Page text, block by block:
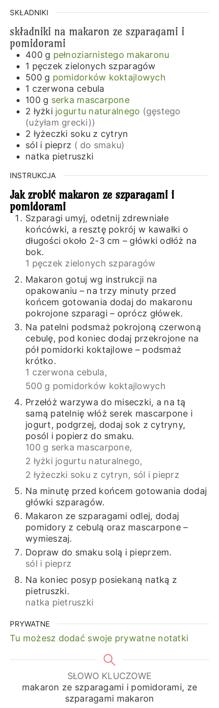
SKŁADNIKI
składniki na makaron ze szparagami i
pomidorami
400 g pełnoziarnistego makaronu
1 pęczek zielonych szparagów
500 g pomidorków koktajlowych
1 czerwona cebula
100 g serka mascarpone
2 łyżki jogurtu naturalnego (gęstego
(użyłam grecki))
2 łyżeczki soku z cytryn
sól i pieprz ( do smaku)
natka pietruszki
INSTRUKCJA
Jak zrobić makaron ze szparagami i
pomidorami
Szparagi umyj, odetnij zdrewniałe
końcówki, a resztę pokrój w kawałki o
długości około 2-3 cm – główki odłóż na
bok.
1 pęczek zielonych szparagów
Makaron gotuj wg instrukcji na
opakowaniu – na trzy minuty przed
końcem gotowania dodaj do makaronu
pokrojone szparagi – oprócz główek.
Na patelni podsmaż pokrojoną czerwoną
cebulę, pod koniec dodaj przekrojone na
pół pomidorki koktajlowe – podsmaż
krótko.
1 czerwona cebula,
500 g pomidorków koktajlowych
Przełóż warzywa do miseczki, a na tą
samą patelnię włóż serek mascarpone i
jogurt, podgrzej, dodaj sok z cytryny,
posól i popierz do smaku.
100 g serka mascarpone,
2 łyżki jogurtu naturalnego,
2 łyżeczki soku z cytryn, sól i pieprz
Na minutę przed końcem gotowania dodaj
główki szparagów.
Makaron ze szparagami odlej, dodaj
pomidory z cebulą oraz mascarpone –
wymieszaj.
Dopraw do smaku solą i pieprzem.
sól i pieprz
Na koniec posyp posiekaną natką z
pietruszki.
natka pietruszki
PRYWATNE
Tu możesz dodać swoje prywatne notatki
SŁOWO KLUCZOWE
makaron ze szparagami i pomidorami, ze
szparagami makaron